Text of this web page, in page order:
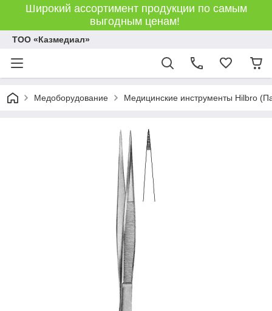
Широкий ассортимент продукции по самым
выгодным ценам!
ТОО «Казмедиал»
Медоборудование Медицинские инструменты Hilbro